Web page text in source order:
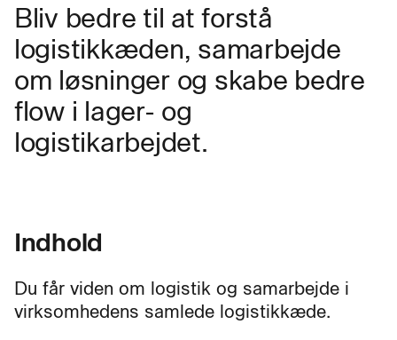
Bliv bedre til at forstå
logistikkæden, samarbejde
om løsninger og skabe bedre
flow i lager- og
logistikarbejdet.
Indhold
Du får viden om logistik og samarbejde i
virksomhedens samlede logistikkæde.